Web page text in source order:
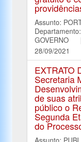
Assunto:
28/09/2021
EXTRATO
Secretaria
de suas
público o
Segunda
do
Assunto: